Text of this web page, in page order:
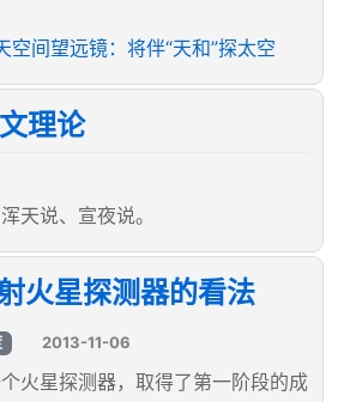
空间望远镜：将伴“天和”探太空
理论
天说、宣夜说。
火星探测器的看法
2013-11-06
火星探测器，取得了第一阶段的成